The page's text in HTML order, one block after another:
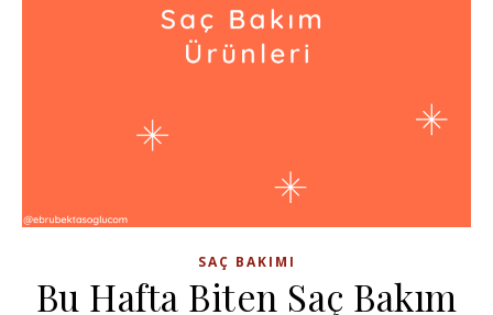
SAÇ BAKIMI
Bu Hafta Biten Saç Bakım